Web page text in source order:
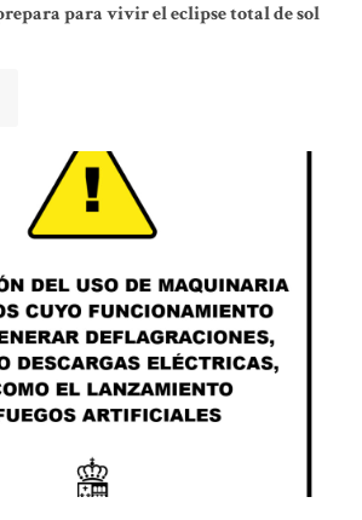
para vivir el eclipse total de sol